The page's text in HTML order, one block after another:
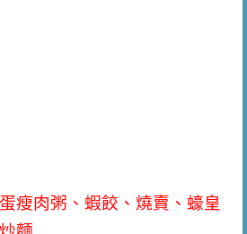
瘦肉粥、蝦餃、燒賣、蠔皇